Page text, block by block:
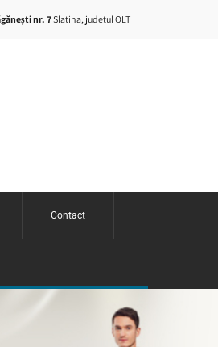
nr. 7Slatina, judetul OLT
Contact